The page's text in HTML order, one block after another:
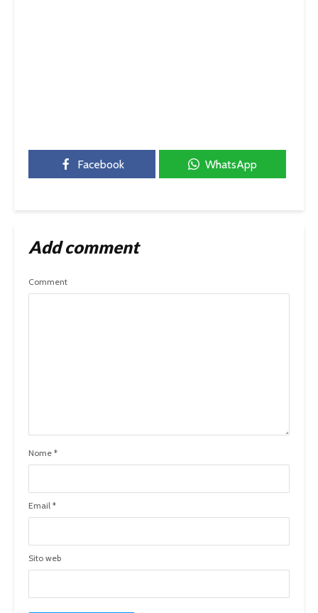
Facebook WhatsApp
Add comment
Comment
Nome *
Email *
Sito web